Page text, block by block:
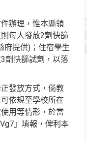
辦理，惟本縣領
每人發放2劑快篩
府提供)；住宿學生
劑快篩試劑，以落
發放方式，倘教
依規至學校所在
用等情形，於當
」填報，俾利本